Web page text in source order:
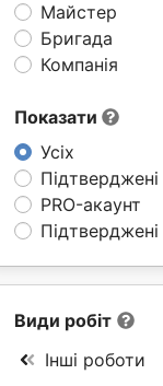
Майстер
Бригада
Компанія
Показати
Усіх
Підтверджені
PRO-акаунт
Підтверджені
Види робіт
Інші роботи